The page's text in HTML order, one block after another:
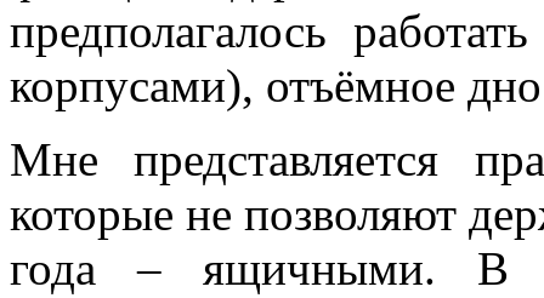
предполагалось
корпусами), отъёмное
Мне представляется
которые не позволяют
года – ящичными. В